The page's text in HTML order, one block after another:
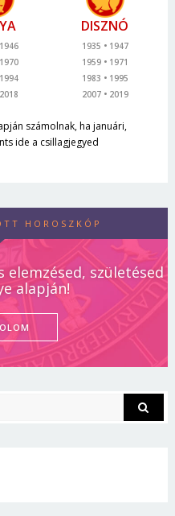
1946
1970
1994
2018
DISZNÓ
1935
1947
1959
1971
1983
1995
2007
2019
számolnak, ha januári,
ide a csillagjegyed
HOROSZKÓP
elemzésed, születésed
alapján!